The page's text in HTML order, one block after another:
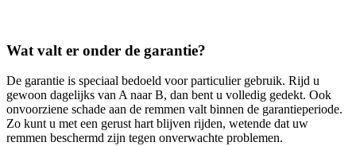
Wat valt er onder de garantie?
De garantie is speciaal bedoeld voor particulier gebruik. Rijd u
gewoon dagelijks van A naar B, dan bent u volledig gedekt. Ook
onvoorziene schade aan de remmen valt binnen de garantieperiode.
Zo kunt u met een gerust hart blijven rijden, wetende dat uw
remmen beschermd zijn tegen onverwachte problemen.